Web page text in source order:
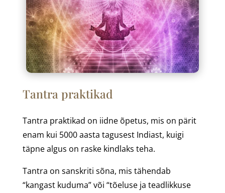
Tantra praktikad
Tantra praktikad on iidne õpetus, mis on pärit
enam kui 5000 aasta tagusest Indiast, kuigi
täpne algus on raske kindlaks teha.
Tantra on sanskriti sõna, mis tähendab
“kangast kuduma” või “tõeluse ja teadlikkuse